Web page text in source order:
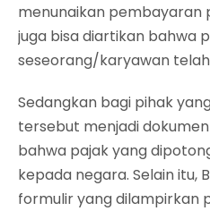
menunaikan pembayaran
juga bisa diartikan bahwa
seseorang/karyawan
Sedangkan bagi pihak
tersebut menjadi
bahwa pajak yang
kepada negara. Selain itu,
formulir yang dilampirkan